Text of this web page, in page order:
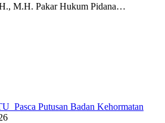
M.H. Pakar Hukum Pidana…
Pasca Putusan Badan Kehormatan